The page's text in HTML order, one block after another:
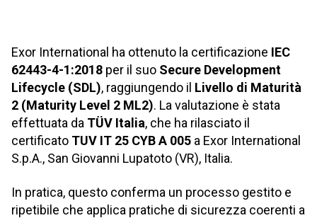
Exor International ha ottenuto la certificazione IEC
62443-4-1:2018 per il suo Secure Development
Lifecycle (SDL), raggiungendo il Livello di Maturità
2 (Maturity Level 2 ML2). La valutazione è stata
effettuata da TÜV Italia, che ha rilasciato il
certificato TUV IT 25 CYB A 005 a Exor International
S.p.A., San Giovanni Lupatoto (VR), Italia.
In pratica, questo conferma un processo gestito e
ripetibile che applica pratiche di sicurezza coerenti a